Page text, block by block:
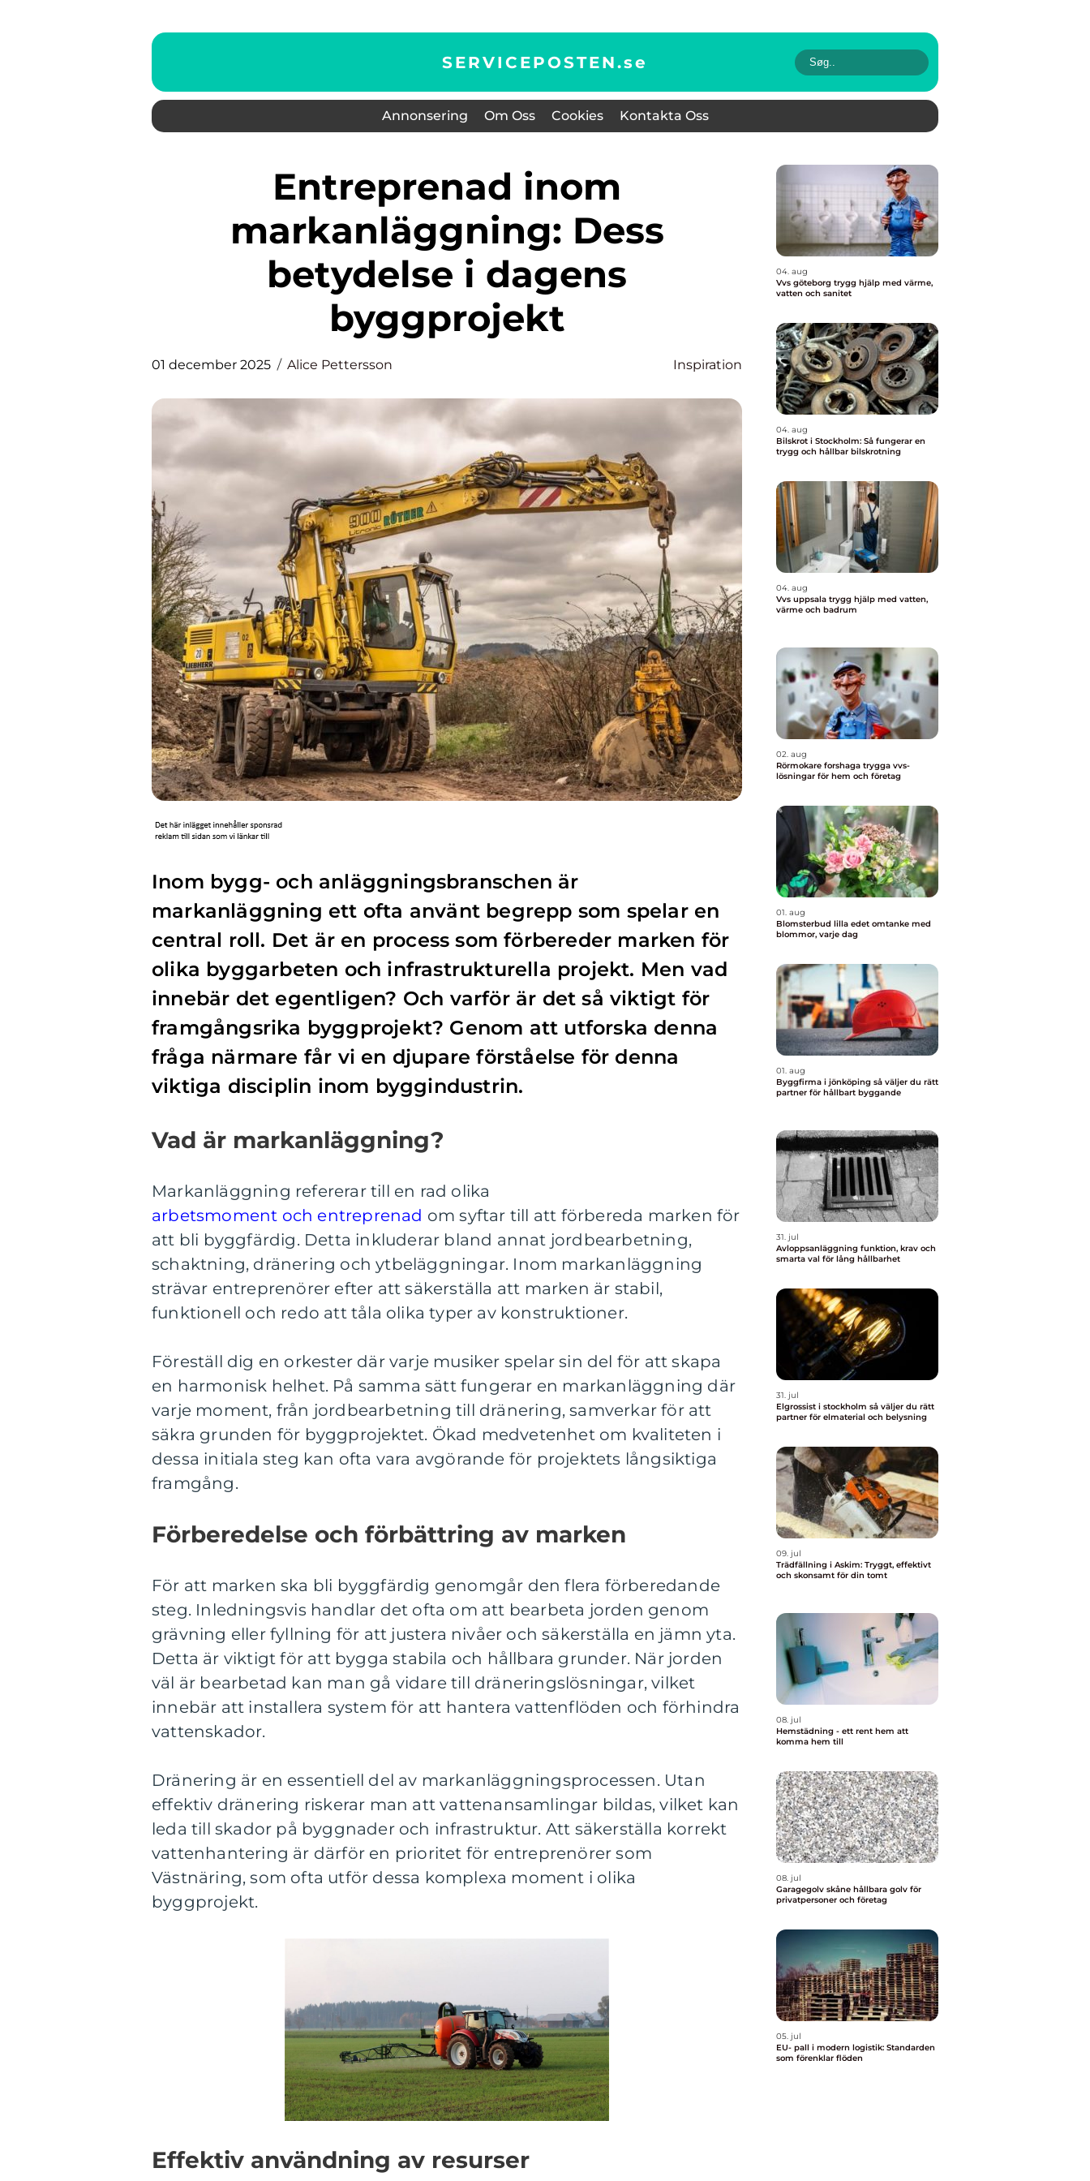
SERVICEPOSTEN.se
Annonsering Om Oss Cookies Kontakta Oss
Entreprenad inom
markanläggning: Dess
betydelse i dagens
byggprojekt
01 december 2025 Alice Pettersson Inspiration
Inom bygg- och anläggningsbranschen är
markanläggning ett ofta använt begrepp som spelar en
central roll. Det är en process som förbereder marken för
olika byggarbeten och infrastrukturella projekt. Men vad
innebär det egentligen? Och varför är det så viktigt för
framgångsrika byggprojekt? Genom att utforska denna
fråga närmare får vi en djupare förståelse för denna
viktiga disciplin inom byggindustrin.
Vad är markanläggning?
Markanläggning refererar till en rad olika
arbetsmoment och entreprenad om syftar till att förbereda marken för
att bli byggfärdig. Detta inkluderar bland annat jordbearbetning,
schaktning, dränering och ytbeläggningar. Inom markanläggning
strävar entreprenörer efter att säkerställa att marken är stabil,
funktionell och redo att tåla olika typer av konstruktioner.
Föreställ dig en orkester där varje musiker spelar sin del för att skapa
en harmonisk helhet. På samma sätt fungerar en markanläggning där
varje moment, från jordbearbetning till dränering, samverkar för att
säkra grunden för byggprojektet. Ökad medvetenhet om kvaliteten i
dessa initiala steg kan ofta vara avgörande för projektets långsiktiga
framgång.
Förberedelse och förbättring av marken
För att marken ska bli byggfärdig genomgår den flera förberedande
steg. Inledningsvis handlar det ofta om att bearbeta jorden genom
grävning eller fyllning för att justera nivåer och säkerställa en jämn yta.
Detta är viktigt för att bygga stabila och hållbara grunder. När jorden
väl är bearbetad kan man gå vidare till dräneringslösningar, vilket
innebär att installera system för att hantera vattenflöden och förhindra
vattenskador.
Dränering är en essentiell del av markanläggningsprocessen. Utan
effektiv dränering riskerar man att vattenansamlingar bildas, vilket kan
leda till skador på byggnader och infrastruktur. Att säkerställa korrekt
vattenhantering är därför en prioritet för entreprenörer som
Västnäring, som ofta utför dessa komplexa moment i olika
byggprojekt.
Effektiv användning av resurser
04. aug
Vvs göteborg trygg hjälp med värme,
vatten och sanitet
04. aug
Bilskrot i Stockholm: Så fungerar en
trygg och hållbar bilskrotning
04. aug
Vvs uppsala trygg hjälp med vatten,
värme och badrum
02. aug
Rörmokare forshaga trygga vvs-
lösningar för hem och företag
01. aug
Blomsterbud lilla edet omtanke med
blommor, varje dag
01. aug
Byggfirma i jönköping så väljer du rätt
partner för hållbart byggande
31. jul
Avloppsanläggning funktion, krav och
smarta val för lång hållbarhet
31. jul
Elgrossist i stockholm så väljer du rätt
partner för elmaterial och belysning
09. jul
Trädfällning i Askim: Tryggt, effektivt
och skonsamt för din tomt
08. jul
Hemstädning - ett rent hem att
komma hem till
08. jul
Garagegolv skåne hållbara golv för
privatpersoner och företag
05. jul
EU- pall i modern logistik: Standarden
som förenklar flöden